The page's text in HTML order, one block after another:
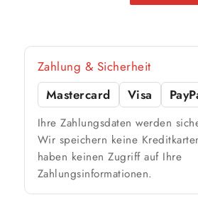
🎨 Jetziger Zustand
Farbig / dunkel
2 Anstriche empfohlen
Weiß / hell
Zahlung & Sicherheit
Mastercard
Visa
Ihre Zahlungsdaten werden
Wir speichern keine
haben keinen Zugriff auf Ihre
Zahlungsinformationen.